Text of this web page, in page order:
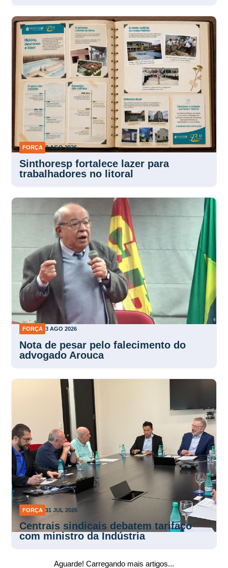
FORÇA 3 AGO 2026
Sinthoresp fortalece lazer para
trabalhadores no litoral
FORÇA 3 AGO 2026
Nota de pesar pelo falecimento do
advogado Arouca
FORÇA 31 JUL 2026
Centrais sindicais debatem tarifaço
com ministro da Indústria